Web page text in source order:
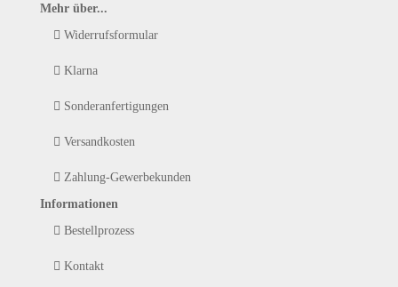
Mehr über...
Widerrufsformular
Klarna
Sonderanfertigungen
Versandkosten
Zahlung-Gewerbekunden
Informationen
Bestellprozess
Kontakt